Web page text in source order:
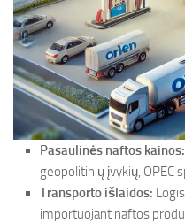
Pasaulinės naftos kainos:
geopolitinių įvykių, OPEC
Transporto išlaidos:
importuojant naftos